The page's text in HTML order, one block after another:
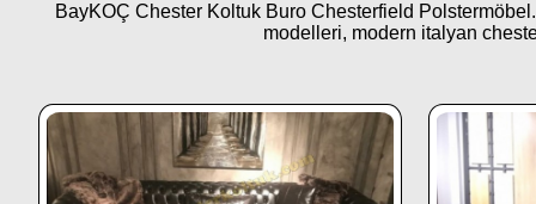
BayKOÇ Chester Koltuk Buro Chesterfield
modelleri, modern italyan